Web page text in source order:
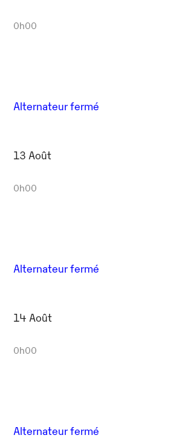
0h00
Alternateur fermé
13 Août
0h00
Alternateur fermé
14 Août
0h00
Alternateur fermé